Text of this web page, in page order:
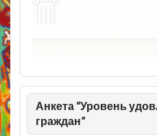
Анкета “Уровень
граждан”